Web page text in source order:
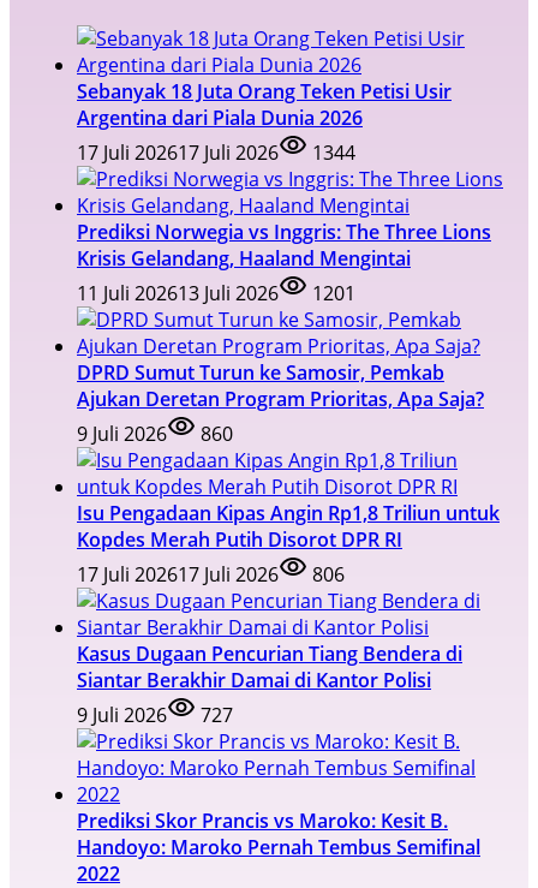
Sebanyak 18 Juta Orang Teken Petisi Usir
Argentina dari Piala Dunia 2026
17 Juli 202617 Juli 2026 1344
Prediksi Norwegia vs Inggris: The Three Lions
Krisis Gelandang, Haaland Mengintai
11 Juli 202613 Juli 2026 1201
DPRD Sumut Turun ke Samosir, Pemkab
Ajukan Deretan Program Prioritas, Apa Saja?
9 Juli 2026
860
Isu Pengadaan Kipas Angin Rp1,8 Triliun untuk
Kopdes Merah Putih Disorot DPR RI
17 Juli 202617 Juli 2026 806
Kasus Dugaan Pencurian Tiang Bendera di
Siantar Berakhir Damai di Kantor Polisi
9 Juli 2026
727
Prediksi Skor Prancis vs Maroko: Kesit B.
Handoyo: Maroko Pernah Tembus Semifinal
2022